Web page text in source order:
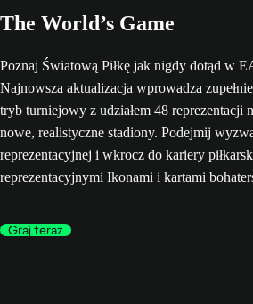
The World’s Game
Poznaj Światową Piłkę jak nigdy dotąd w
Najnowsza aktualizacja wprowadza
tryb turniejowy z udziałem 48 reprezentacji
nowe, realistyczne stadiony. Podejmij
reprezentacyjnej i wkrocz do kariery
reprezentacyjnymi Ikonami i kartami
Graj teraz